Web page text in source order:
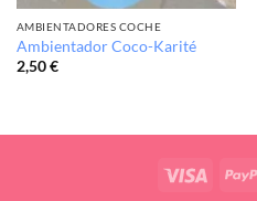
AMBIENTADORES COCHE
Ambientador Coco-Karité
2,50€
Visa